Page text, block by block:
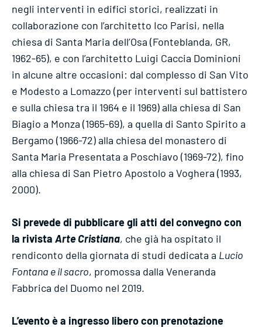
negli interventi in edifici storici, realizzati in
collaborazione con l’architetto Ico Parisi, nella
chiesa di Santa Maria dell’Osa (Fonteblanda, GR,
1962-65), e con l’architetto Luigi Caccia Dominioni
in alcune altre occasioni: dal complesso di San Vito
e Modesto a Lomazzo (per interventi sul battistero
e sulla chiesa tra il 1964 e il 1969) alla chiesa di San
Biagio a Monza (1965-69), a quella di Santo Spirito a
Bergamo (1966-72) alla chiesa del monastero di
Santa Maria Presentata a Poschiavo (1969-72), fino
alla chiesa di San Pietro Apostolo a Voghera (1993,
2000).
Si prevede di pubblicare gli atti del convegno con
la rivista Arte Cristiana, che già ha ospitato il
rendiconto della giornata di studi dedicata a Lucio
Fontana e il sacro, promossa dalla Veneranda
Fabbrica del Duomo nel 2019.
L’evento è a ingresso libero con prenotazione